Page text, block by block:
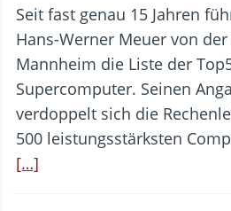
Seit fast genau 15 Jahren
Hans-Werner Meuer von
Mannheim die Liste der
Supercomputer. Seinen
verdoppelt sich die
500 leistungsstärksten
[…]